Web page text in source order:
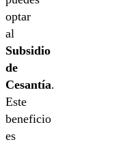
optar
al
Subsidio
de
Cesantía.
Este
beneficio
es